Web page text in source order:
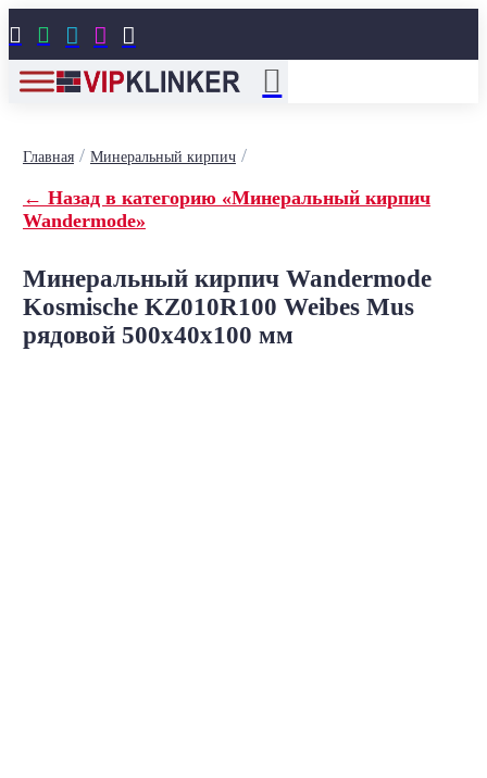
    
Главная/ Минеральный кирпич/
← Назад в категорию «Минеральный кирпич
Wandermode»
Минеральный кирпич Wandermode
Kosmische KZ010R100 Weibes Mus
рядовой 500x40x100 мм